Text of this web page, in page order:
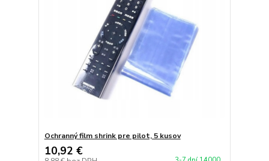
Ochranný film shrink pre pilot, 5 kusov
10,92 €